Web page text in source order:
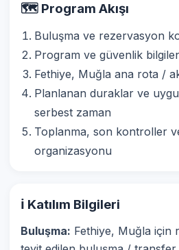
🗺️ Program Akışı
Buluşma ve rezervasyon
Program ve güvenlik
Fethiye, Muğla ana rota /
Planlanan duraklar ve
serbest zaman
Toplanma, son kontroller
organizasyonu
ℹ️ Katılım Bilgileri
Buluşma: Fethiye, Muğla için